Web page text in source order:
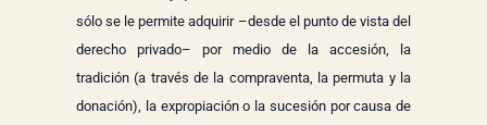
sólo se le permite adquirir –desde el punto de vista del
derecho privado– por medio de la accesión, la
tradición (a través de la compraventa, la permuta y la
donación), la expropiación o la sucesión por causa de